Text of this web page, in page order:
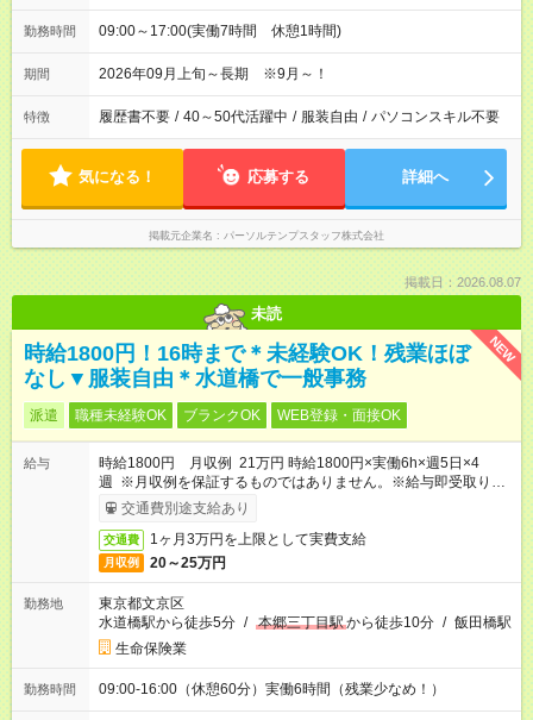
勤務時間 09:00～17:00(実働7時間 休憩1時間)
期間 2026年09月上旬～長期 ※9月～！
特徴 履歴書不要 / 40～50代活躍中 / 服装自由 / パソコンスキル不要
気になる！ 応募する 詳細へ
掲載元企業名 パーソルテンプスタッフ株式会社
掲載日：2026.08.07
未読
NEW
時給1800円！16時まで＊未経験OK！残業ほぼ
なし▼服装自由＊水道橋で一般事務
派遣 職種未経験OK ブランクOK WEB登録・面接OK
給与
時給1800円 月収例 21万円 時給1800円×実働6h×週5日×4
週 ※月収例を保証するものではありません。※給与即受取りサ
ービス利用可（利用条件有）
交通費別途支給あり
交通費 1ヶ月3万円を上限として実費支給
月収例 20～25万円
勤務地
東京都文京区
水道橋駅から徒歩5分 / 本郷三丁目駅から徒歩10分 / 飯田橋駅
生命保険業
勤務時間 09:00-16:00（休憩60分）実働6時間（残業少なめ！）